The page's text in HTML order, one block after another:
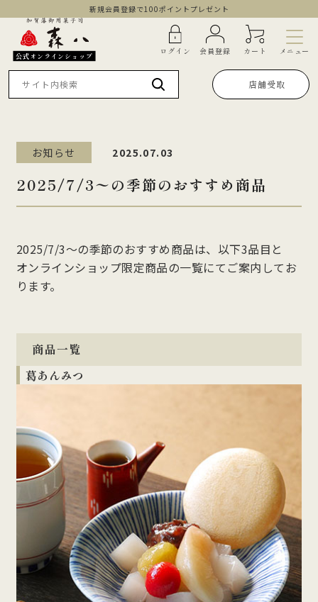
新規会員登録で100ポイントプレゼント
公式オンラインショップ ログイン 会員登録 カート メニュー
店舗受取
お知らせ 2025.07.03
2025/7/3〜の季節のおすすめ商品
2025/7/3〜の季節のおすすめ商品は、以下3品目と
オンラインショップ限定商品の一覧にてご案内してお
ります。
商品一覧
葛あんみつ